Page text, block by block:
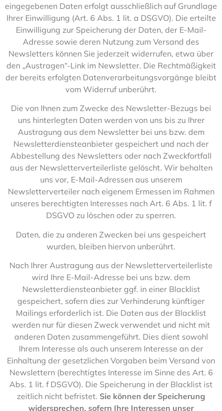
eingegebenen Daten erfolgt ausschließlich auf Grundlage
Ihrer Einwilligung (Art. 6 Abs. 1 lit. a DSGVO). Die erteilte
Einwilligung zur Speicherung der Daten, der E-Mail-
Adresse sowie deren Nutzung zum Versand des
Newsletters können Sie jederzeit widerrufen, etwa über
den „Austragen“-Link im Newsletter. Die Rechtmäßigkeit
der bereits erfolgten Datenverarbeitungsvorgänge bleibt
vom Widerruf unberührt.
Die von Ihnen zum Zwecke des Newsletter-Bezugs bei
uns hinterlegten Daten werden von uns bis zu Ihrer
Austragung aus dem Newsletter bei uns bzw. dem
Newsletterdiensteanbieter gespeichert und nach der
Abbestellung des Newsletters oder nach Zweckfortfall
aus der Newsletterverteilerliste gelöscht. Wir behalten
uns vor, E-Mail-Adressen aus unserem
Newsletterverteiler nach eigenem Ermessen im Rahmen
unseres berechtigten Interesses nach Art. 6 Abs. 1 lit. f
DSGVO zu löschen oder zu sperren.
Daten, die zu anderen Zwecken bei uns gespeichert
wurden, bleiben hiervon unberührt.
Nach Ihrer Austragung aus der Newsletterverteilerliste
wird Ihre E-Mail-Adresse bei uns bzw. dem
Newsletterdiensteanbieter ggf. in einer Blacklist
gespeichert, sofern dies zur Verhinderung künftiger
Mailings erforderlich ist. Die Daten aus der Blacklist
werden nur für diesen Zweck verwendet und nicht mit
anderen Daten zusammengeführt. Dies dient sowohl
Ihrem Interesse als auch unserem Interesse an der
Einhaltung der gesetzlichen Vorgaben beim Versand von
Newslettern (berechtigtes Interesse im Sinne des Art. 6
Abs. 1 lit. f DSGVO). Die Speicherung in der Blacklist ist
zeitlich nicht befristet. Sie können der Speicherung
widersprechen, sofern Ihre Interessen unser